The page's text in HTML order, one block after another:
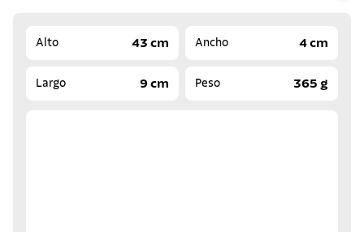
Alto 43 cm Ancho 4 cm
Largo 9 cm Peso 365 g